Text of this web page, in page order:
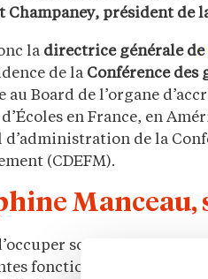
Champaney, président de
la directrice générale de
de la Conférence des
au Board de l’organe
en France, en
d’administration de la
(CDEFM).
Manceau,
son poste actuel,
fonctions de direction.